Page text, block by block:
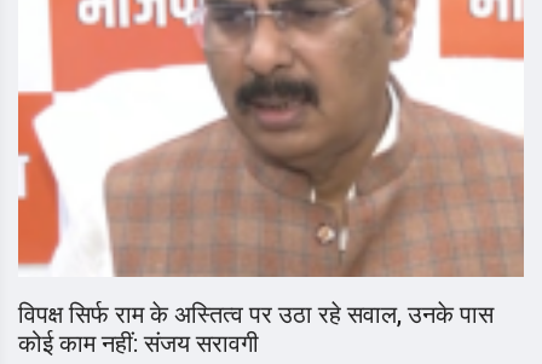
विपक्ष सिर्फ राम के अस्तित्व पर उठा रहे सवाल, उनके पास
कोई काम नहीं: संजय सरावगी